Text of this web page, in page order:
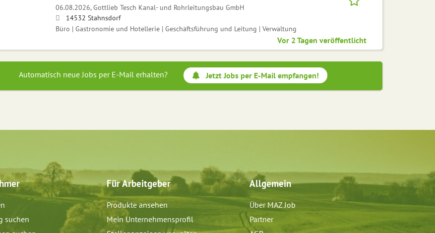
06.08.2026,Gottlieb Tesch Kanal- und Rohrleitungsbau GmbH
14532 Stahnsdorf
Büro | Gastronomie und Hotellerie | Geschäftsführung und Leitung | Verwaltung
Vor 2 Tagen veröffentlicht
Automatisch neue Jobs per E-Mail erhalten? Jetzt Jobs per E-Mail empfangen!
suchen
Für Arbeitgeber
Produkte ansehen
Mein Unternehmensprofil
Allgemein
Über MAZ Job
Partner